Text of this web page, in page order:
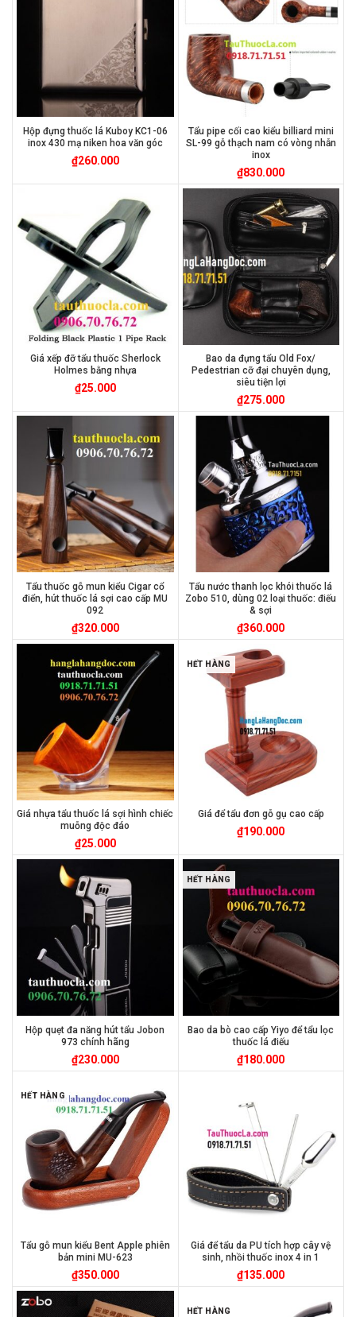
Hộp đựng thuốc lá Kuboy KC1-06
inox 430 mạ niken hoa văn góc
₫260.000
Tẩu pipe cối cao kiểu billiard mini
SL-99 gỗ thạch nam có vòng nhẫn
inox
₫830.000
Giá xếp đỡ tẩu thuốc Sherlock
Holmes bằng nhựa
₫25.000
Bao da đựng tẩu Old Fox/
Pedestrian cỡ đại chuyên dụng,
siêu tiện lợi
₫275.000
Tẩu thuốc gỗ mun kiểu Cigar cổ
điển, hút thuốc lá sợi cao cấp MU
092
₫320.000
Tẩu nước thanh lọc khói thuốc lá
Zobo 510, dùng 02 loại thuốc: điếu
& sợi
₫360.000
Giá nhựa tẩu thuốc lá sợi hình chiếc
muỗng độc đáo
₫25.000
HẾT HÀNG
Giá để tẩu đơn gỗ gụ cao cấp
₫190.000
Hộp quẹt đa năng hút tẩu Jobon
973 chính hãng
₫230.000
HẾT HÀNG
Bao da bò cao cấp Yiyo để tẩu lọc
thuốc lá điếu
₫180.000
HẾT HÀNG
Tẩu gỗ mun kiểu Bent Apple phiên
bản mini MU-623
₫350.000
Giá để tẩu da PU tích hợp cây vệ
sinh, nhồi thuốc inox 4 in 1
₫135.000
HẾT HÀNG